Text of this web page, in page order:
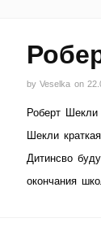
byVeselka on
Роберт Шекли
Шекли
Дитинсво
окончания